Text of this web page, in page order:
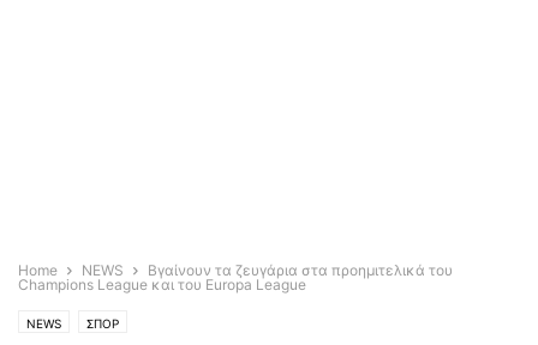
Home NEWS
Βγαίνουν τα ζευγάρια στα προημιτελικά του
Champions League και του Europa League
NEWS ΣΠΟΡ